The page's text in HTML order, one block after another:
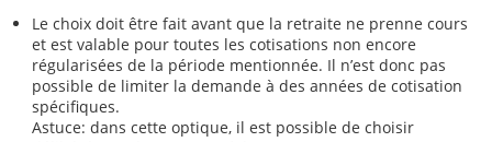
Le choix doit être fait avant que la retraite ne prenne cours
et est valable pour toutes les cotisations non encore
régularisées de la période mentionnée. Il n’est donc pas
possible de limiter la demande à des années de cotisation
spécifiques.
Astuce: dans cette optique, il est possible de choisir